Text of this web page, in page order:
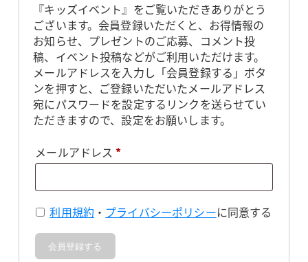
『キッズイベント』をご覧いただきありがとう
ございます。会員登録いただくと、お得情報の
お知らせ、プレゼントのご応募、コメント投
稿、イベント投稿などがご利用いただけます。
メールアドレスを入力し「会員登録する」ボタ
ンを押すと、ご登録いただいたメールアドレス
宛にパスワードを設定するリンクを送らせてい
ただきますので、設定をお願いします。
メールアドレス *必
利用規約 ・ プライバシーポリシーに同意する
会員登録する